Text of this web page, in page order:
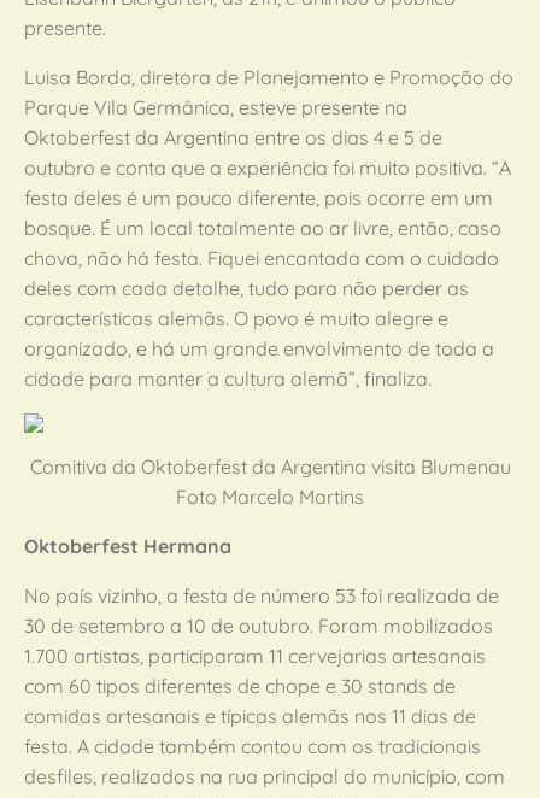
presente.
Luisa Borda, diretora de Planejamento e Promoção do
Parque Vila Germânica, esteve presente na
Oktoberfest da Argentina entre os dias 4 e 5 de
outubro e conta que a experiência foi muito positiva. “A
festa deles é um pouco diferente, pois ocorre em um
bosque. É um local totalmente ao ar livre, então, caso
chova, não há festa. Fiquei encantada com o cuidado
deles com cada detalhe, tudo para não perder as
características alemãs. O povo é muito alegre e
organizado, e há um grande envolvimento de toda a
cidade para manter a cultura alemã”, finaliza.
Comitiva da Oktoberfest da Argentina visita Blumenau
Foto Marcelo Martins
Oktoberfest Hermana
No país vizinho, a festa de número 53 foi realizada de
30 de setembro a 10 de outubro. Foram mobilizados
1.700 artistas, participaram 11 cervejarias artesanais
com 60 tipos diferentes de chope e 30 stands de
comidas artesanais e típicas alemãs nos 11 dias de
festa. A cidade também contou com os tradicionais
desfiles, realizados na rua principal do município, com